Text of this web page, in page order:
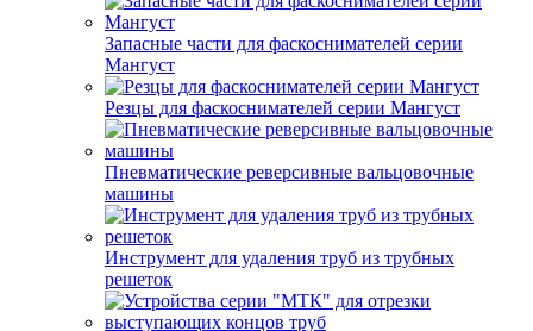
Запасные части для фаскоснимателей серии
Мангуст
Резцы для фаскоснимателей серии Мангуст
Пневматические реверсивные вальцовочные
машины
Инструмент для удаления труб из трубных
решеток